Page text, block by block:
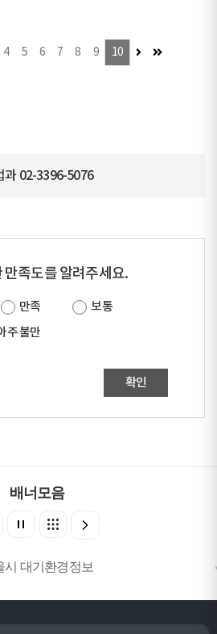
불가)
4 5 6 7 8 9 10 다음 페이지마지막 페이
과 02-3396-5076
만족도를 알려주세요.
만족
보통
주 불만
확인
배너모음
시 대기환경정보